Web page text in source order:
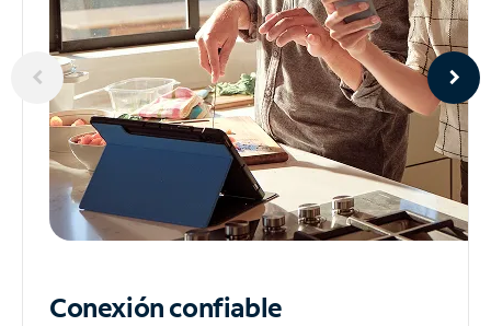
Conexión confiable